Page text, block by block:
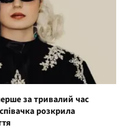
за тривалий час
розкрила